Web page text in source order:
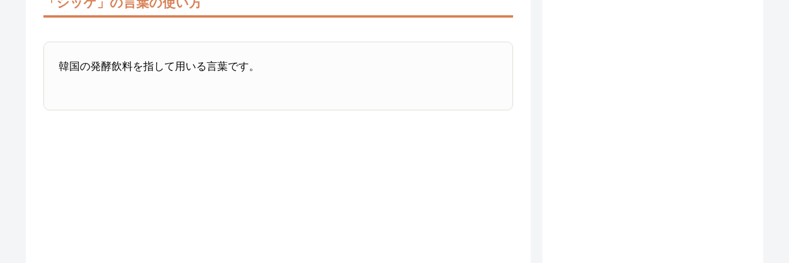
韓国の発酵飲料を指して用いる言葉です。